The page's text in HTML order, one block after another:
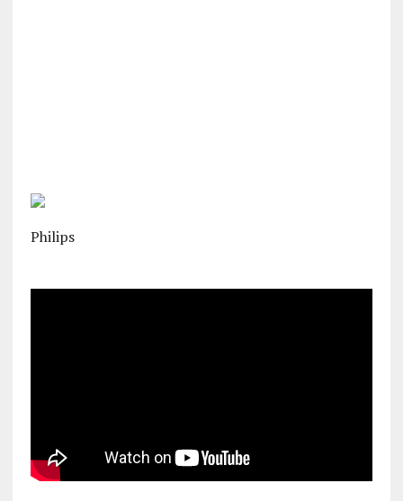
Philips